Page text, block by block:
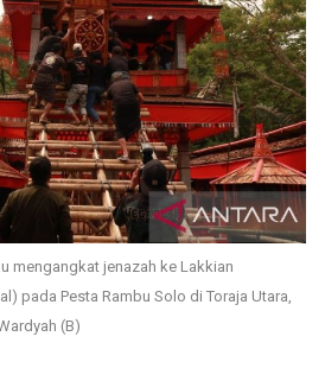
mengangkat jenazah ke Lakkian
pada Pesta Rambu Solo di Toraja Utara,
(B)